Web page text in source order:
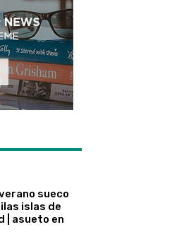
sueco
islas de
| asueto en